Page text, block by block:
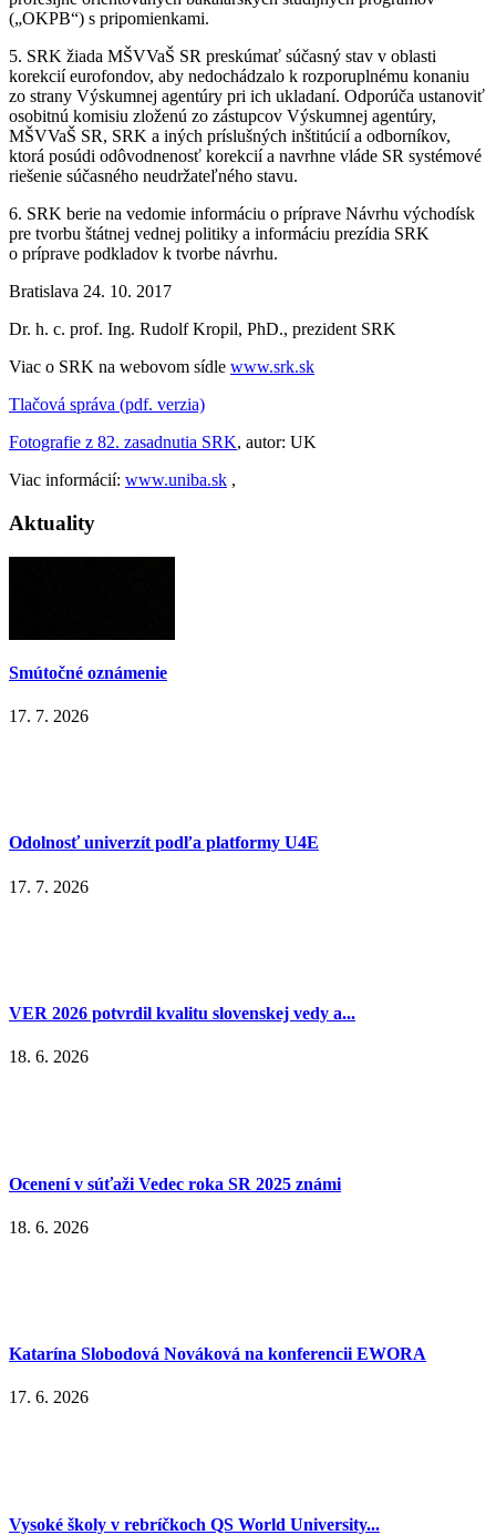
(„OKPB“) s pripomienkami.
5. SRK žiada MŠVVaŠ SR preskúmať súčasný stav v oblasti
korekcií eurofondov, aby nedochádzalo k rozporuplnému konaniu
zo strany Výskumnej agentúry pri ich ukladaní. Odporúča ustanoviť
osobitnú komisiu zloženú zo zástupcov Výskumnej agentúry,
MŠVVaŠ SR, SRK a iných príslušných inštitúcií a odborníkov,
ktorá posúdi odôvodnenosť korekcií a navrhne vláde SR systémové
riešenie súčasného neudržateľného stavu.
6. SRK berie na vedomie informáciu o príprave Návrhu východísk
pre tvorbu štátnej vednej politiky a informáciu prezídia SRK
o príprave podkladov k tvorbe návrhu.
Bratislava 24. 10. 2017
Dr. h. c. prof. Ing. Rudolf Kropil, PhD., prezident SRK
Viac o SRK na webovom sídle www.srk.sk
Tlačová správa (pdf. verzia)
Fotografie z 82. zasadnutia SRK, autor: UK
Viac informácií: www.uniba.sk ,
Aktuality
Smútočné oznámenie
17. 7. 2026
Odolnosť univerzít podľa platformy U4E
17. 7. 2026
VER 2026 potvrdil kvalitu slovenskej vedy a...
18. 6. 2026
Ocenení v súťaži Vedec roka SR 2025 známi
18. 6. 2026
Katarína Slobodová Nováková na konferencii EWORA
17. 6. 2026
Vysoké školy v rebríčkoch QS World University...